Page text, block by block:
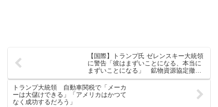
【国際】トランプ氏 ゼレンスキー大統領
に警告「彼はまずいことになる、本当に
まずいことになる」 鉱物資源協定撤退
を巡り
トランプ大統領 自動車関税で「メーカ
ーは大儲けできる」「アメリカはかつて
なく成功するだろう」